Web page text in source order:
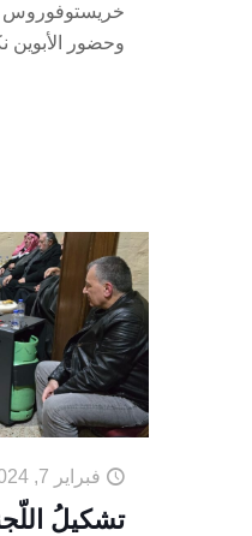
خريستوفوروس
وحضور الأبوين
فبراير 7, 2024
تشكيلُ